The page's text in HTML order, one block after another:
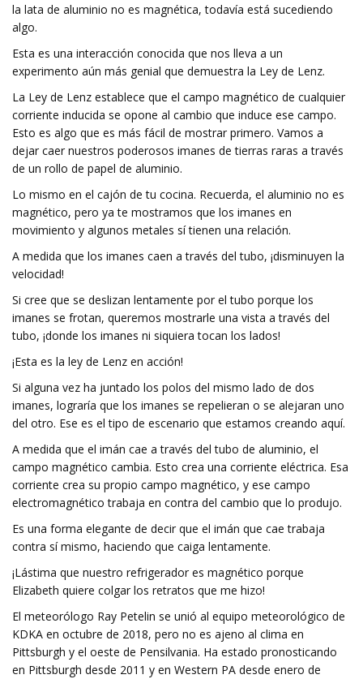
la lata de aluminio no es magnética, todavía está sucediendo
algo.
Esta es una interacción conocida que nos lleva a un
experimento aún más genial que demuestra la Ley de Lenz.
La Ley de Lenz establece que el campo magnético de cualquier
corriente inducida se opone al cambio que induce ese campo.
Esto es algo que es más fácil de mostrar primero. Vamos a
dejar caer nuestros poderosos imanes de tierras raras a través
de un rollo de papel de aluminio.
Lo mismo en el cajón de tu cocina. Recuerda, el aluminio no es
magnético, pero ya te mostramos que los imanes en
movimiento y algunos metales sí tienen una relación.
A medida que los imanes caen a través del tubo, ¡disminuyen la
velocidad!
Si cree que se deslizan lentamente por el tubo porque los
imanes se frotan, queremos mostrarle una vista a través del
tubo, ¡donde los imanes ni siquiera tocan los lados!
¡Esta es la ley de Lenz en acción!
Si alguna vez ha juntado los polos del mismo lado de dos
imanes, lograría que los imanes se repelieran o se alejaran uno
del otro. Ese es el tipo de escenario que estamos creando aquí.
A medida que el imán cae a través del tubo de aluminio, el
campo magnético cambia. Esto crea una corriente eléctrica. Esa
corriente crea su propio campo magnético, y ese campo
electromagnético trabaja en contra del cambio que lo produjo.
Es una forma elegante de decir que el imán que cae trabaja
contra sí mismo, haciendo que caiga lentamente.
¡Lástima que nuestro refrigerador es magnético porque
Elizabeth quiere colgar los retratos que me hizo!
El meteorólogo Ray Petelin se unió al equipo meteorológico de
KDKA en octubre de 2018, pero no es ajeno al clima en
Pittsburgh y el oeste de Pensilvania. Ha estado pronosticando
en Pittsburgh desde 2011 y en Western PA desde enero de